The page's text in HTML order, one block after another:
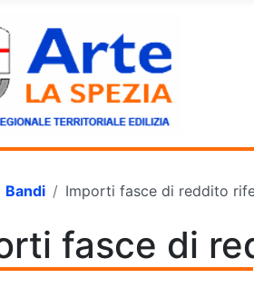
Bandi Importi fasce di reddito
fasce di